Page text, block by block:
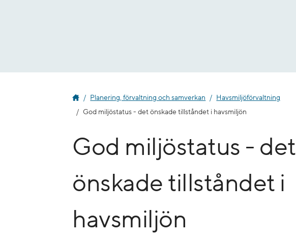
Planering, förvaltning och samverkan
Havsmiljöförvaltning
God miljöstatus - det önskade tillståndet i havsmiljön
God miljöstatus - det
önskade tillståndet i
havsmiljön